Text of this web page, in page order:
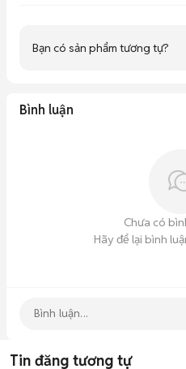
3. Bao Test Đổi Mới Trong Vòng
Bạn có sản phẩm tương tự?
Bình luận
Chưa có
Hãy để lại bình
Tin đăng tương tự